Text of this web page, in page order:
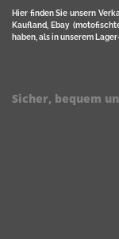
Hier finden Sie unsern
Kaufland, Ebay
haben, als in unserem
Sicher, bequem